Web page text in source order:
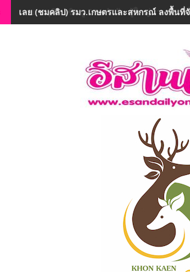
เลย (ชมคลิป) รมว.เกษตรและสหกรณ์ ลงพื้นที่จั